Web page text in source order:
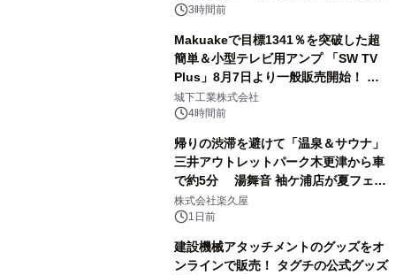
ボグッズも発売決定！
3時間前
Makuakeで目標1341％を突破した超
簡単＆小型テレビ用アンプ 「SW TV
Plus」8月7日より一般販売開始！ ケ
ーブル1本つなぐだけ、テレビの音が
ぐっと豊かに
城下工業株式会社
4時間前
帰りの渋滞を避けて「温泉＆サウナ」
三井アウトレットパーク木更津から車
で約5分 湯舞音 袖ケ浦店が夏フェア
メニューを提供
株式会社楽久屋
1日前
建設機械アタッチメントのグッズをオ
ンラインで販売！ タグチの公式グッズ